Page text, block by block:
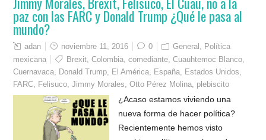
paz con las FARC y Donald Trump ¿Qué le pasa al
mundo?
adan noviembre 11, 2016 0 General
Política
mexicana
Brexit ,Colombia ,comediante ,Cuauhtemoc Blanco
Cuernavaca
Donald Trump El América España Estados Unidos
FARC
Felisuco ,Jimmy Morales ,Otto Pérez Molina plebiscito
¿Acaso estamos viviendo una
nueva forma de hacer política?
Recientemente hemos visto